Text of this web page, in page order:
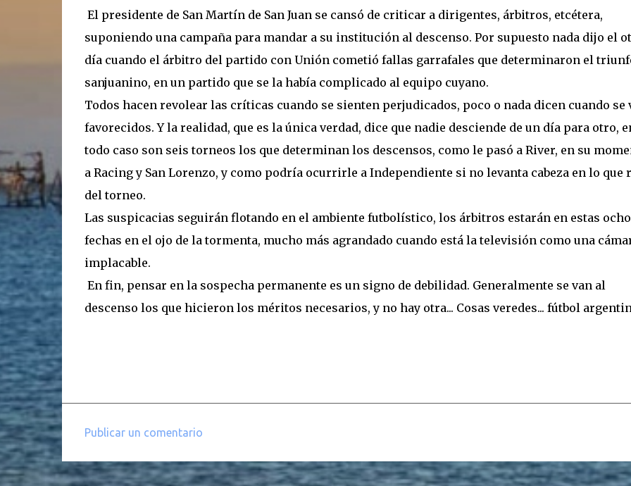
El presidente de San Martín de San Juan se cansó de criticar a dirigentes, árbitros, etcétera,
suponiendo una campaña para mandar a su institución al descenso. Por supuesto nada dijo el
día cuando el árbitro del partido con Unión cometió fallas garrafales que determinaron el
sanjuanino, en un partido que se la había complicado al equipo cuyano.
Todos hacen revolear las críticas cuando se sienten perjudicados, poco o nada dicen cuando se
favorecidos. Y la realidad, que es la única verdad, dice que nadie desciende de un día para otro,
todo caso son seis torneos los que determinan los descensos, como le pasó a River, en su
a Racing y San Lorenzo, y como podría ocurrirle a Independiente si no levanta cabeza en lo que
del torneo.
Las suspicacias seguirán flotando en el ambiente futbolístico, los árbitros estarán en estas ocho
fechas en el ojo de la tormenta, mucho más agrandado cuando está la televisión como una
implacable.
En fin, pensar en la sospecha permanente es un signo de debilidad. Generalmente se van al
descenso los que hicieron los méritos necesarios, y no hay otra... Cosas veredes... fútbol
o
Publicar un comentario